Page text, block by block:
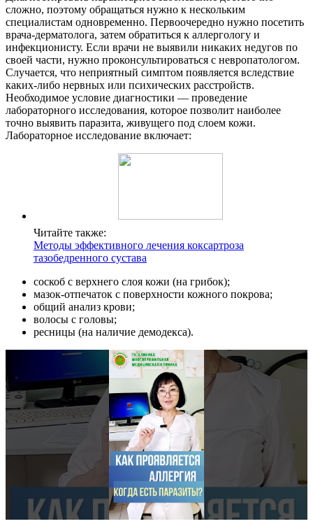
сложно, поэтому обращаться нужно к нескольким
специалистам одновременно. Первоочередно нужно посетить
врача-дерматолога, затем обратиться к аллергологу и
инфекционисту. Если врачи не выявили никаких недугов по
своей части, нужно проконсультироваться с невропатологом.
Случается, что неприятный симптом появляется вследствие
каких-либо нервных или психических расстройств.
Необходимое условие диагностики — проведение
лабораторного исследования, которое позволит наиболее
точно выявить паразита, живущего под слоем кожи.
Лабораторное исследование включает:
Читайте также:
Методы эффективного лечения коксартроза
тазобедренного сустава
соскоб с верхнего слоя кожи (на грибок);
мазок-отпечаток с поверхности кожного покрова;
общий анализ крови;
волосы с головы;
ресницы (на наличие демодекса).